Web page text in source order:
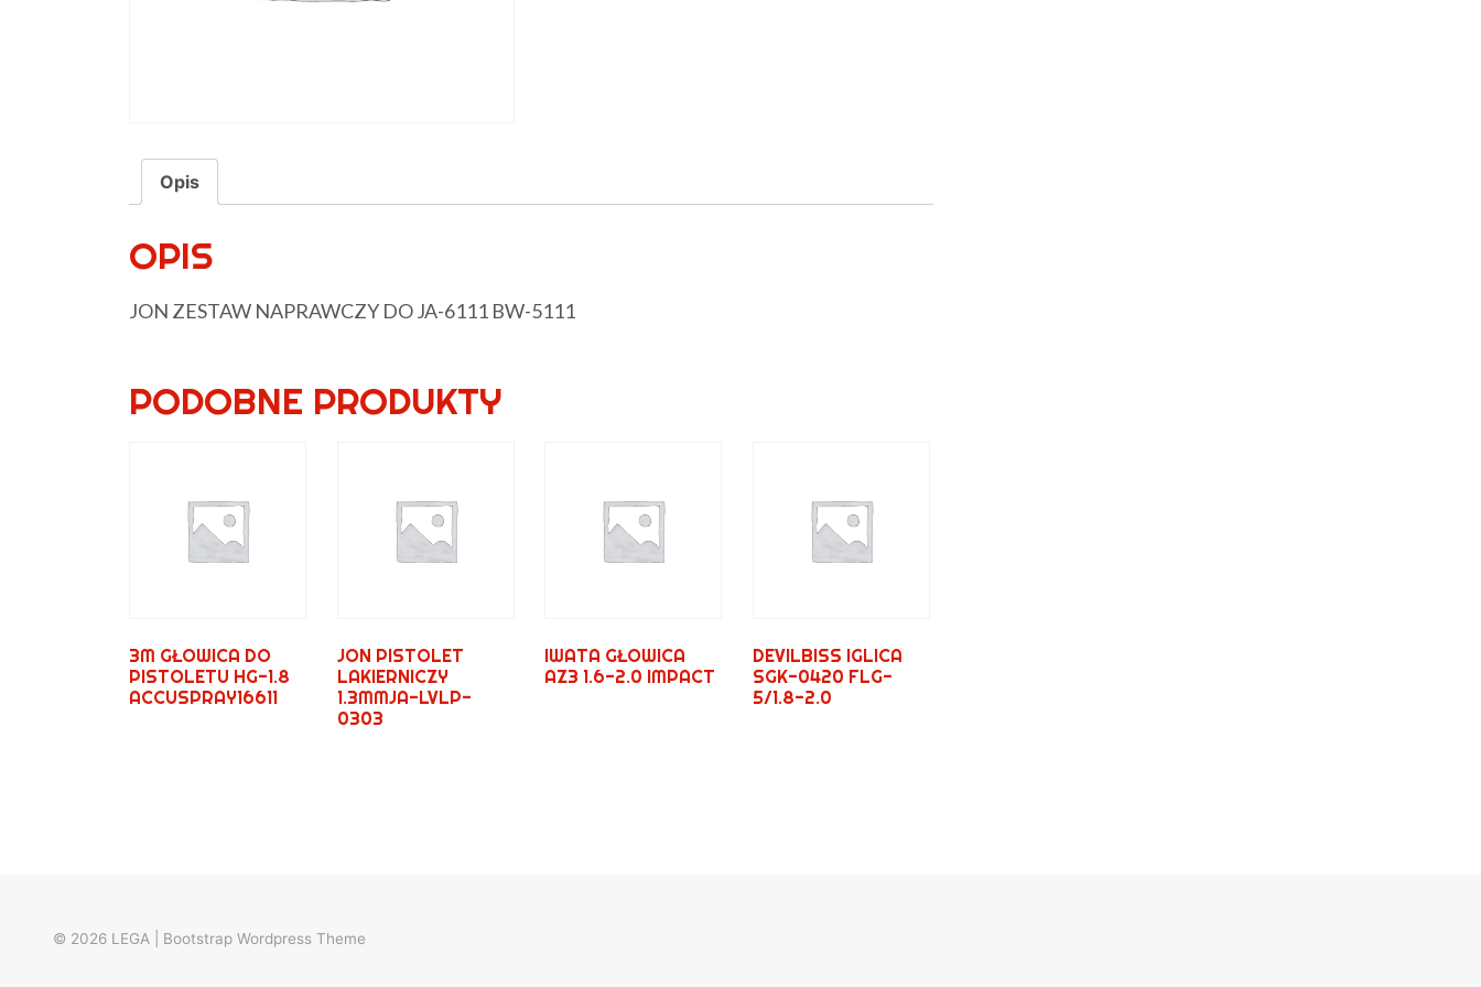
Opis
OPIS
JON ZESTAW NAPRAWCZY DO JA-6111 BW-5111
PODOBNE PRODUKTY
3M GŁOWICA DO
PISTOLETU HG-1.8
ACCUSPRAY16611
JON PISTOLET
LAKIERNICZY
1.3MMJA-LVLP-
0303
IWATA GŁOWICA
AZ3 1.6-2.0 IMPACT
DEVILBISS IGLICA
SGK-0420 FLG-
5/1.8-2.0
© 2026 LEGA Bootstrap Wordpress Theme